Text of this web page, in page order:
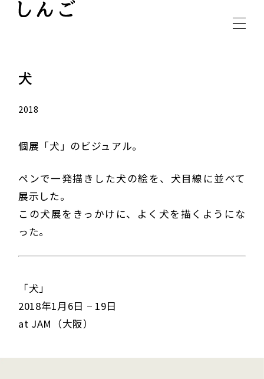
INSTAGRAM
犬
2018
個展「犬」のビジュアル。
ペンで一発描きした犬の絵を、犬目線に並べて
展示した。
この犬展をきっかけに、よく犬を描くようにな
った。
「犬」
2018年1月6日 − 19日
at JAM（大阪）